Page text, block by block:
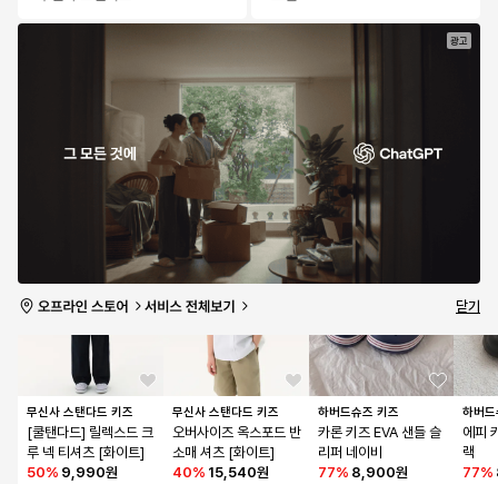
베이식 스웨트 팬츠 [레
17,940원
무신사 스탠다드 키즈
[쿨탠다드] 릴렉스드 크
루 넥 티셔츠 [화이트]
50% 9,990원
무신사 스탠다드 키즈
라이트웨이트 스웨트 쇼
츠 [네이비]
40%11,940원
무신사 스탠다드 키즈
오버사이즈 옥스포드 반
소매 셔츠 [화이트]
40% 15,540원
하버드슈즈 키즈
하리오 키즈 아쿠아 워
터슈즈 오렌지
75%9,900원
하버드슈즈 키즈
카론 키즈 EVA 샌들 슬
리퍼 네이비
77% 8,900원
하버
에피
랙
77%
광고
닫기